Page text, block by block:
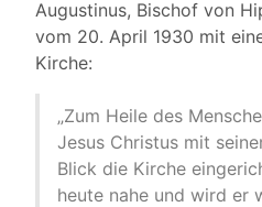
Augustinus, Bischof von
vom 20. April 1930 mit
Kirche:
„Zum Heile des
Jesus Christus mit
Blick die Kirche
heute nahe und wird er